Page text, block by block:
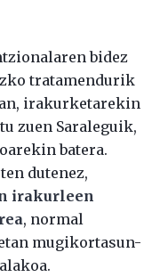
bidez
tratamendurik
irakurketarekin
zuen Saraleguik,
batera.
dutenez,
irakurleen
, normal
mugikortasun-